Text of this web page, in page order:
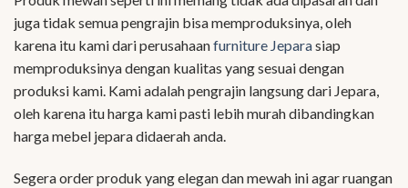
juga tidak semua pengrajin bisa memproduksinya, oleh
karena itu kami dari perusahaanfurniture Jeparasiap
memproduksinya dengan kualitas yang sesuai dengan
produksi kami. Kami adalah pengrajin langsung dari Jepara,
oleh karena itu harga kami pasti lebih murah dibandingkan
harga mebel jepara didaerah anda.
Segera order produk yang elegan dan mewah ini agar ruangan